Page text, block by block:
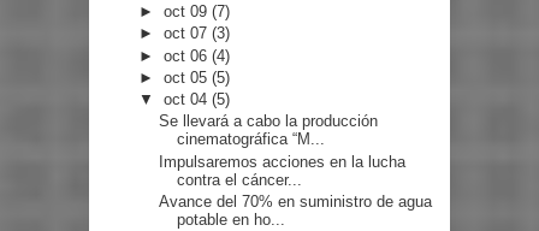
►oct 09(7)
►oct 07(3)
►oct 06(4)
►oct 05(5)
▼oct 04(5)
Se llevará a cabo la producción
cinematográfica “M...
Impulsaremos acciones en la lucha
contra el cáncer...
Avance del 70% en suministro de agua
potable en ho...